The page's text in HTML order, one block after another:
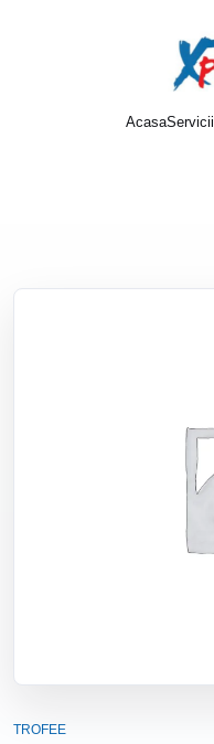
AcasaServicii
TROFEE